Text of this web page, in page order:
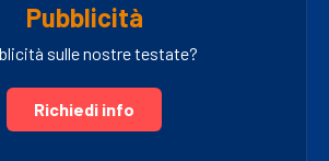
Pubblicità
sulle nostre testate?
Richiedi info